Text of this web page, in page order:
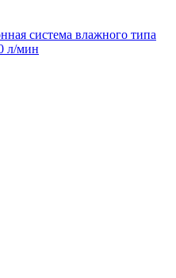
система влажного типа
л/мин